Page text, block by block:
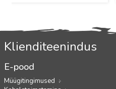
Klienditeenindus
E-pood
Müügitingimused